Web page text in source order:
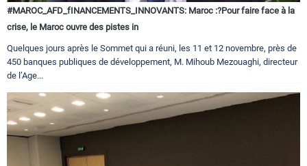
#MAROC_AFD_fINANCEMENTS_INNOVANTS: Maroc :?Pour faire face à la
crise, le Maroc ouvre des pistes in
Quelques jours après le Sommet qui a réuni, les 11 et 12 novembre, près de
450 banques publiques de développement, M. Mihoub Mezouaghi, directeur
de l’Age...